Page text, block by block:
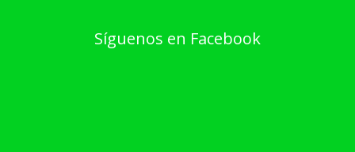
Síguenos en Facebook